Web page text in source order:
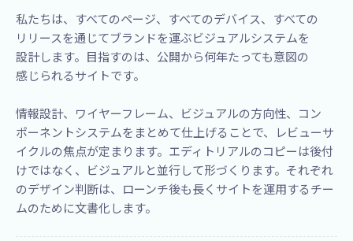
​私たちは、​すべての​ページ、​すべての​デバイス、​すべての​
リリースを​通じて​ブランドを​運ぶビジュアルシステムを​
設計します。​目指すのは、​公開から​何年たっても​意図の​
感じられる​サイトです。​
情報設計、ワイヤーフレーム、ビジュアルの方向性、コン
ポーネントシステムをまとめて仕上げることで、レビューサ
イクルの焦点が定まります。エディトリアルのコピーは後付
けではなく、ビジュアルと並行して形づくります。それぞれ
のデザイン判断は、ローンチ後も長くサイトを運用するチー
ムのために文書化します。